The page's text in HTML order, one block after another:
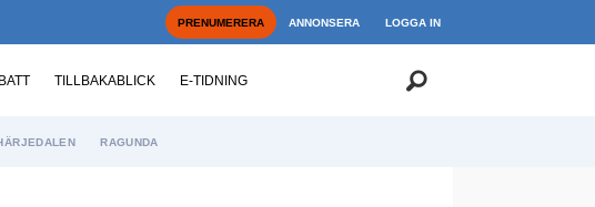
PRENUMERERA ANNONSERA LOGGA IN
TILLBAKABLICK E-TIDNING
RAGUNDA